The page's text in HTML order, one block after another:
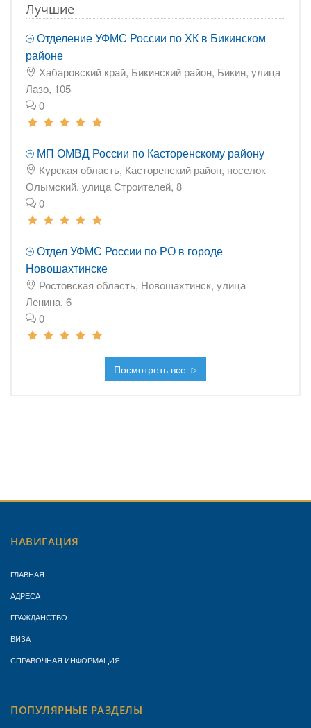
Лучшие
Отделение УФМС России по ХК в Бикинском
районе
Хабаровский край, Бикинский район, Бикин, улица
Лазо, 105
0
МП ОМВД России по Касторенскому району
Курская область, Касторенский район, поселок
Олымский, улица Строителей, 8
0
Отдел УФМС России по РО в городе
Новошахтинске
Ростовская область, Новошахтинск, улица
Ленина, 6
0
Посмотреть все
НАВИГАЦИЯ
ГЛАВНАЯ
АДРЕСА
ГРАЖДАНСТВО
ВИЗА
СПРАВОЧНАЯ ИНФОРМАЦИЯ
ПОПУЛЯРНЫЕ РАЗДЕЛЫ